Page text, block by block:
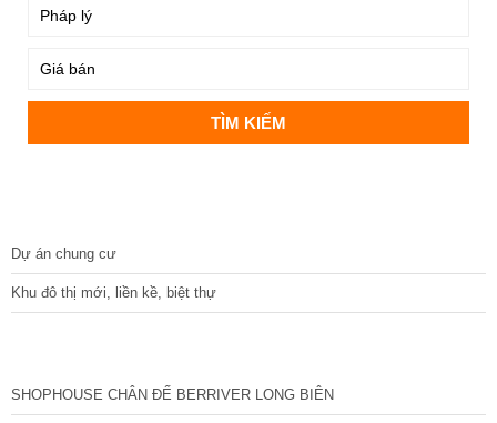
Dự án chung cư
Khu đô thị mới, liền kề, biệt thự
SHOPHOUSE CHÂN ĐẾ BERRIVER LONG BIÊN